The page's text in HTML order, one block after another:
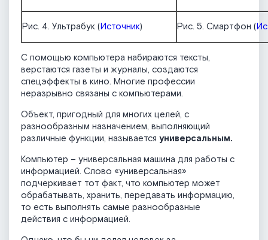
Рис. 4. Ультрабук (Источник) Рис. 5. Смартфон (
С помощью компьютера набираются тексты,
верстаются газеты и журналы, создаются
спецэффекты в кино. Многие профессии
неразрывно связаны с компьютерами.
Объект, пригодный для многих целей, с
разнообразным назначением, выполняющий
различные функции, называется универсальным.
Компьютер – универсальная машина для работы с
информацией. Слово «универсальная»
подчеркивает тот факт, что компьютер может
обрабатывать, хранить, передавать информацию,
то есть выполнять самые разнообразные
действия с информацией.